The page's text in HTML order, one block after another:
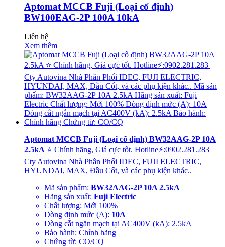
Aptomat MCCB Fuji (Loại cố định)
BW100EAG-2P 100A 10kA
Liên hệ
Xem thêm
Aptomat MCCB Fuji (Loại cố định) BW32AAG-2P 10A
2.5kA ⭐ Chính hãng, Giá cực tốt. Hotline⚡:0902.281.283 |
Cty Autovina Nhà Phân Phối IDEC, FUJI ELECTRIC,
HYUNDAI, MAX, Đầu Cốt, và các phụ kiện khác..
Mã sản phẩm: BW32AAG-2P 10A 2.5kA
Hãng sản xuất: Fuji Electric
Chất lượng: Mới 100%
Dòng định mức (A): 10A
Dòng cắt ngắn mạch tại AC400V (kA): 2.5kA
Bảo hành: Chính hãng
Chứng từ: CO/CQ